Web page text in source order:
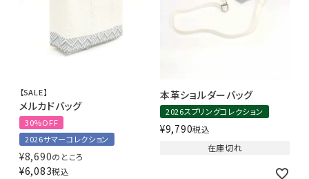
【SALE】
メルカドバッグ
30%OFF
2026サマーコレクション
¥8,690のところ
¥6,083税込
本革ショルダーバッグ
2026スプリングコレクション
¥9,790税込
在庫切れ